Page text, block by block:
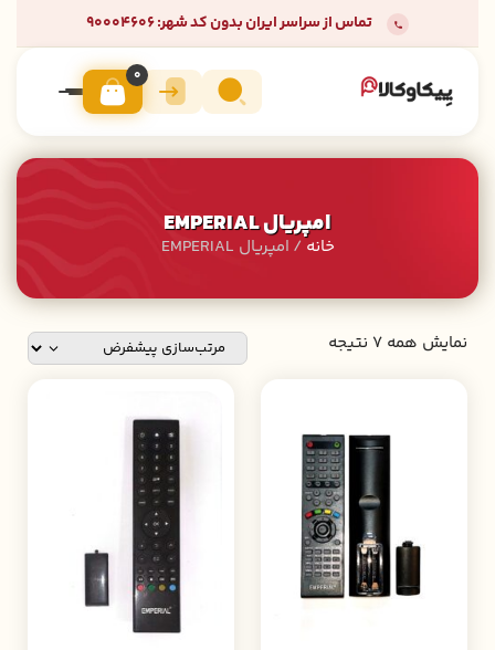
تماس از سراسر ایران بدون کد شهر: 90004606
0
امپریال EMPERIAL
خانه / امپریال EMPERIAL
نمایش همه 7 نتیجه